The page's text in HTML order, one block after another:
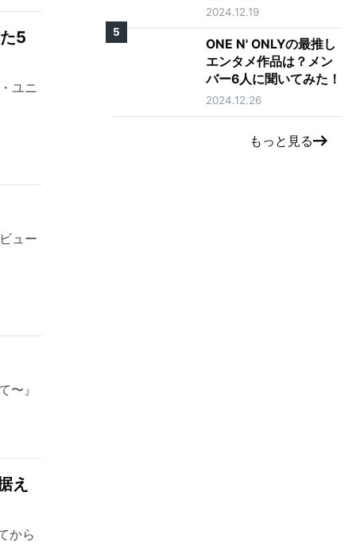
5
ユニ
ュー
〜』
え
から
2024.12.19
5
ONE N' ONLYの最推し
エンタメ作品は？メン
バー6人に聞いてみた！
2024.12.26
もっと見る